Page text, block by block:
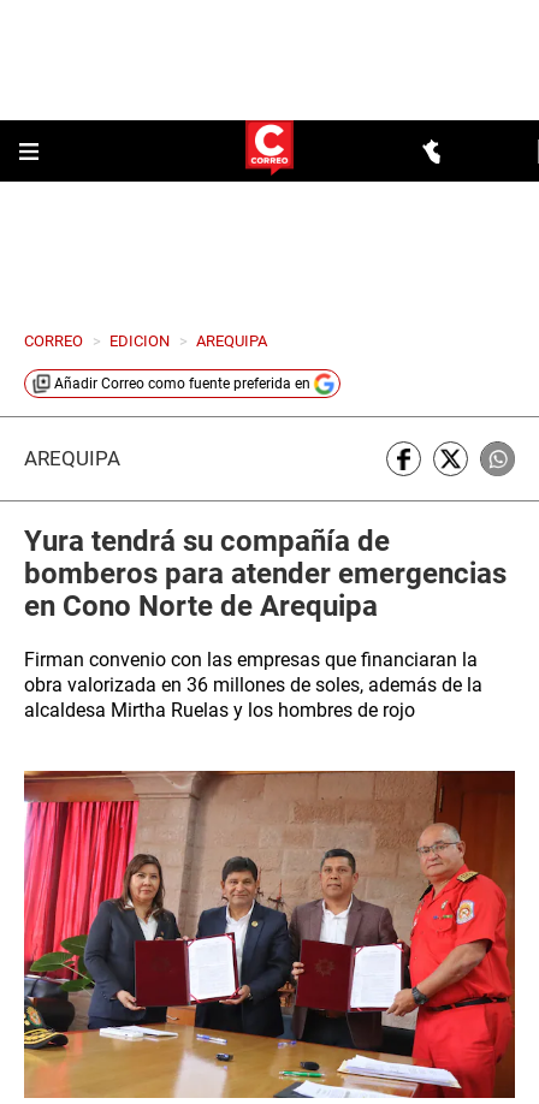
CORREO > EDICION > AREQUIPA
Añadir Correo como fuente preferida en
AREQUIPA
Yura tendrá su compañía de
bomberos para atender emergencias
en Cono Norte de Arequipa
Firman convenio con las empresas que financiaran la
obra valorizada en 36 millones de soles, además de la
alcaldesa Mirtha Ruelas y los hombres de rojo